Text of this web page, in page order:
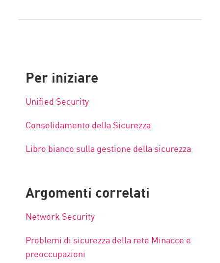
Per iniziare
Unified Security
Consolidamento della Sicurezza
Libro bianco sulla gestione della sicurezza
Argomenti correlati
Network Security
Problemi di sicurezza della rete Minacce e
preoccupazioni